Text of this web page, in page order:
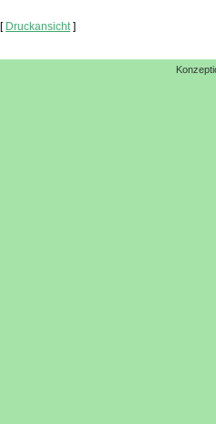
[ Druckansicht]